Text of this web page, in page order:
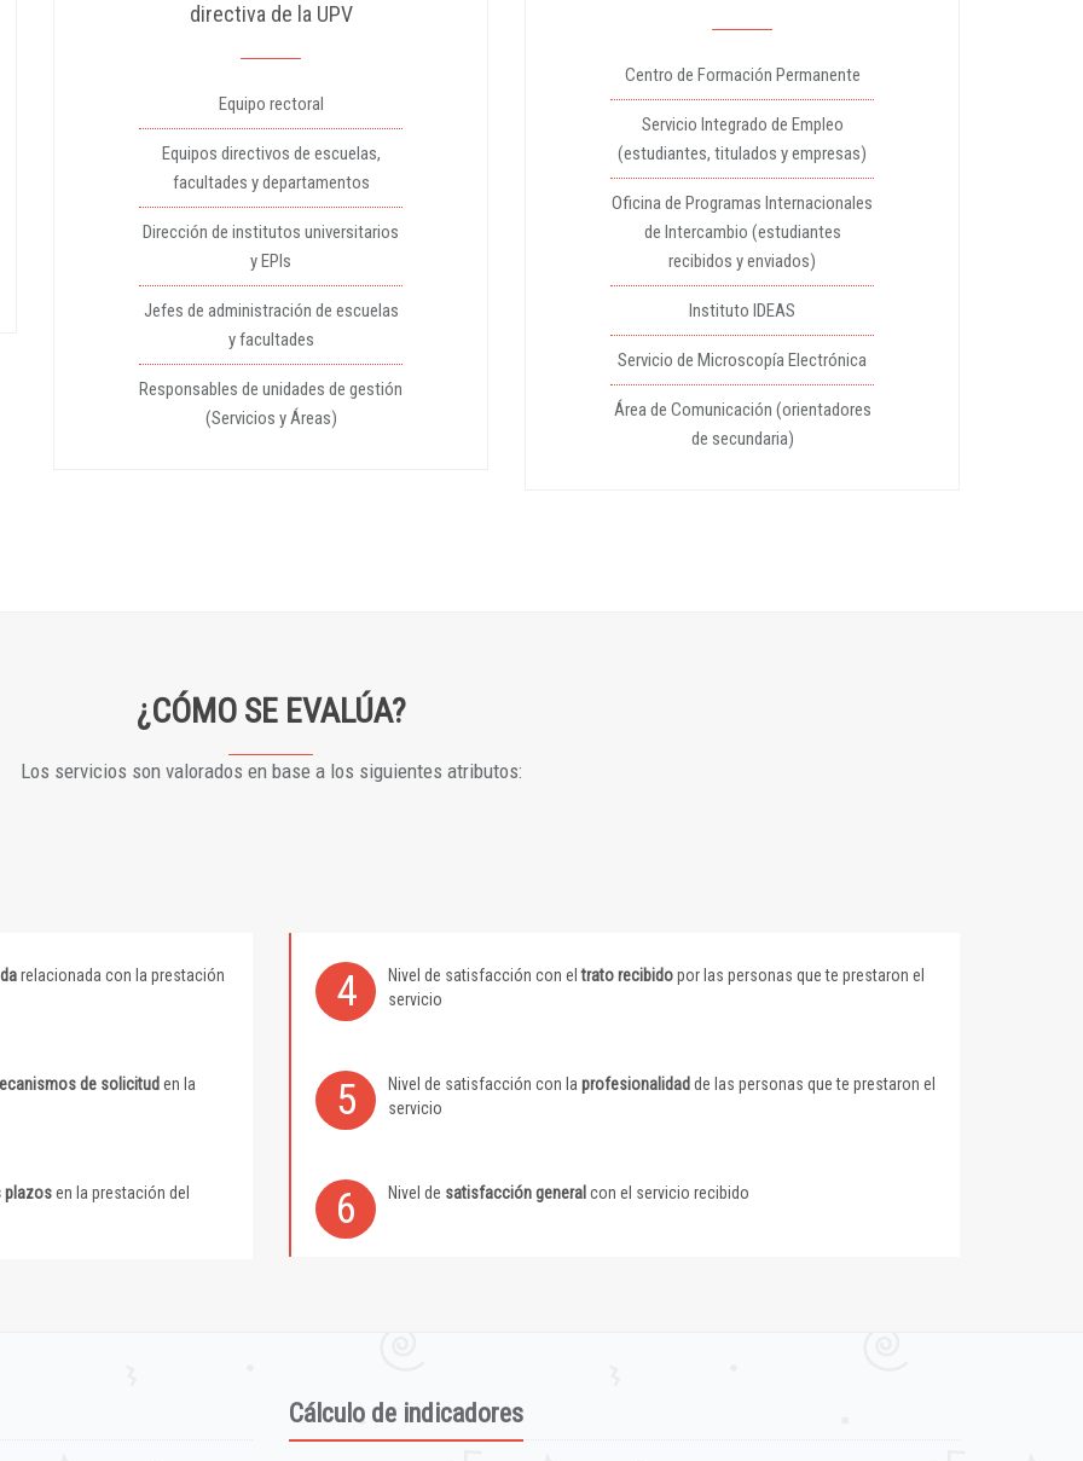
directiva de la UPV
Equipo rectoral
Equipos directivos de escuelas,
facultades y departamentos
Dirección de institutos universitarios
y EPIs
Jefes de administración de escuelas
y facultades
Responsables de unidades de gestión
(Servicios y Áreas)
Centro de Formación Permanente
Servicio Integrado de Empleo
(estudiantes, titulados y empresas)
Oficina de Programas Internacionales
de Intercambio (estudiantes
recibidos y enviados)
Instituto IDEAS
Servicio de Microscopía Electrónica
Área de Comunicación (orientadores
de secundaria)
¿CÓMO SE EVALÚA?
Los servicios son valorados en base a los siguientes atributos:
relacionada con la prestación 4 Nivel de satisfacción con eltrato recibidopor las personas que te prestaron el
servicio
de solicitud en la 5 Nivel de satisfacción con la profesionalidad de las personas que te prestaron el
servicio
plazosen la prestación del 6 Nivel de satisfacción general con el servicio recibido
Cálculo de indicadores